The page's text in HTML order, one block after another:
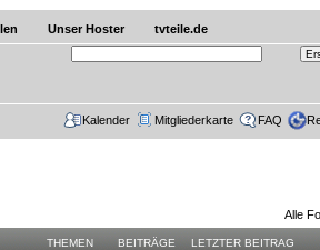
Unser Hoster tvteile.de
Kalender Mitgliederkarte FAQ
Alle
THEMEN BEITRÄGE LETZTER BEITRAG